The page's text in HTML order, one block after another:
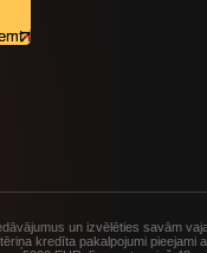
un izvēlēties savām
kredīta pakalpojumi